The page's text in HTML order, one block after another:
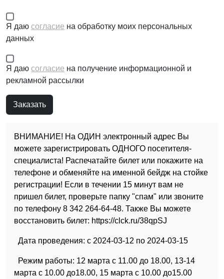
Я даю согласие на обработку моих персональных
данных
Я даю согласие на получение информационной и
рекламной рассылки
ВНИМАНИЕ! На ОДИН электронный адрес Вы
можете зарегистрировать ОДНОГО посетителя-
специалиста! Распечатайте билет или покажите на
телефоне и обменяйте на именной бейдж на стойке
регистрации! Если в течении 15 минут вам не
пришел билет, проверьте папку "спам" или звоните
по телефону 8 342 264-64-48. Также Вы можете
восстановить билет: https://clck.ru/38qpSJ
Дата проведения: с 2024-03-12 по 2024-03-15
Режим работы: 12 марта с 11.00 до 18.00, 13-14
марта с 10.00 до18.00, 15 марта с 10.00 до15.00